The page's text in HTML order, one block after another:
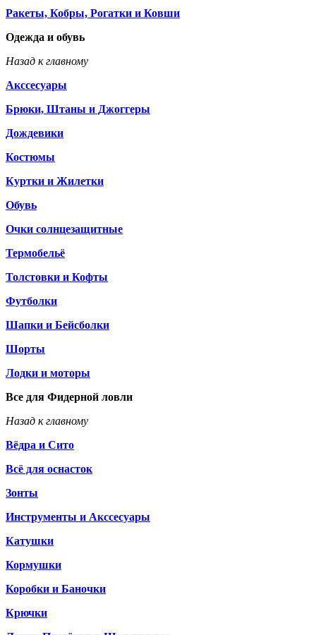
Ракеты, Кобры, Рогатки и Ковши
Одежда и обувь
Назад к главному
Акссесуары
Брюки, Штаны и Джоггеры
Дождевики
Костюмы
Куртки и Жилетки
Обувь
Очки солнцезащитные
Термобельё
Толстовки и Кофты
Футболки
Шапки и Бейсболки
Шорты
Лодки и моторы
Все для Фидерной ловли
Назад к главному
Вёдра и Сито
Всё для оснасток
Зонты
Инструменты и Акссесуары
Катушки
Кормушки
Коробки и Баночки
Крючки